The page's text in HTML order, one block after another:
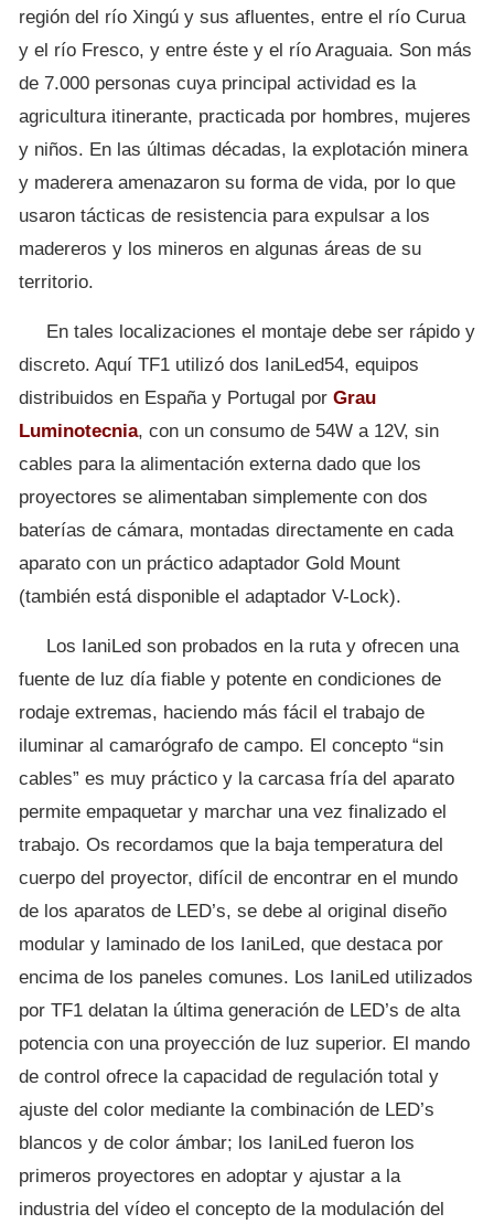
región del río Xingú y sus afluentes, entre el río Curua
y el río Fresco, y entre éste y el río Araguaia. Son más
de 7.000 personas cuya principal actividad es la
agricultura itinerante, practicada por hombres, mujeres
y niños. En las últimas décadas, la explotación minera
y maderera amenazaron su forma de vida, por lo que
usaron tácticas de resistencia para expulsar a los
madereros y los mineros en algunas áreas de su
territorio.
En tales localizaciones el montaje debe ser rápido y
discreto. Aquí TF1 utilizó dos IaniLed54, equipos
distribuidos en España y Portugal por Grau
Luminotecnia, con un consumo de 54W a 12V, sin
cables para la alimentación externa dado que los
proyectores se alimentaban simplemente con dos
baterías de cámara, montadas directamente en cada
aparato con un práctico adaptador Gold Mount
(también está disponible el adaptador V-Lock).
Los IaniLed son probados en la ruta y ofrecen una
fuente de luz día fiable y potente en condiciones de
rodaje extremas, haciendo más fácil el trabajo de
iluminar al camarógrafo de campo. El concepto “sin
cables” es muy práctico y la carcasa fría del aparato
permite empaquetar y marchar una vez finalizado el
trabajo. Os recordamos que la baja temperatura del
cuerpo del proyector, difícil de encontrar en el mundo
de los aparatos de LED’s, se debe al original diseño
modular y laminado de los IaniLed, que destaca por
encima de los paneles comunes. Los IaniLed utilizados
por TF1 delatan la última generación de LED’s de alta
potencia con una proyección de luz superior. El mando
de control ofrece la capacidad de regulación total y
ajuste del color mediante la combinación de LED’s
blancos y de color ámbar; los IaniLed fueron los
primeros proyectores en adoptar y ajustar a la
industria del vídeo el concepto de la modulación del